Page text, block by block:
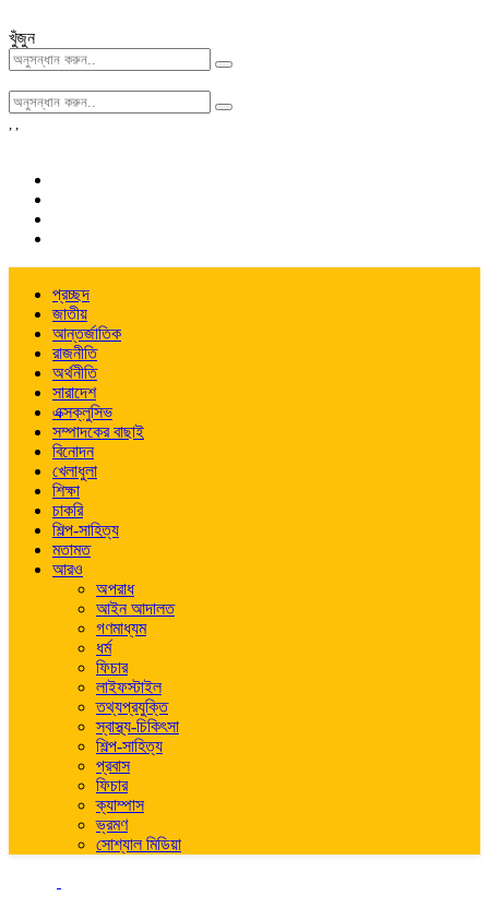
খুঁজুন
, ,
প্রচ্ছদ
জাতীয়
আন্তর্জাতিক
রাজনীতি
অর্থনীতি
সারাদেশ
এক্সক্লুসিভ
সম্পাদকের বাছাই
বিনোদন
খেলাধুলা
শিক্ষা
চাকরি
শিল্প-সাহিত্য
মতামত
আরও
অপরাধ
আইন আদালত
গণমাধ্যম
ধর্ম
ফিচার
লাইফস্টাইল
তথ্যপ্রযুক্তি
স্বাস্থ্য-চিকিৎসা
শিল্প-সাহিত্য
প্রবাস
ফিচার
ক্যাম্পাস
ভ্রমণ
সোশ্যাল মিডিয়া